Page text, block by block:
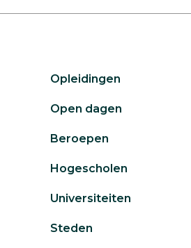
Opleidingen
Open dagen
Beroepen
Hogescholen
Universiteiten
Steden